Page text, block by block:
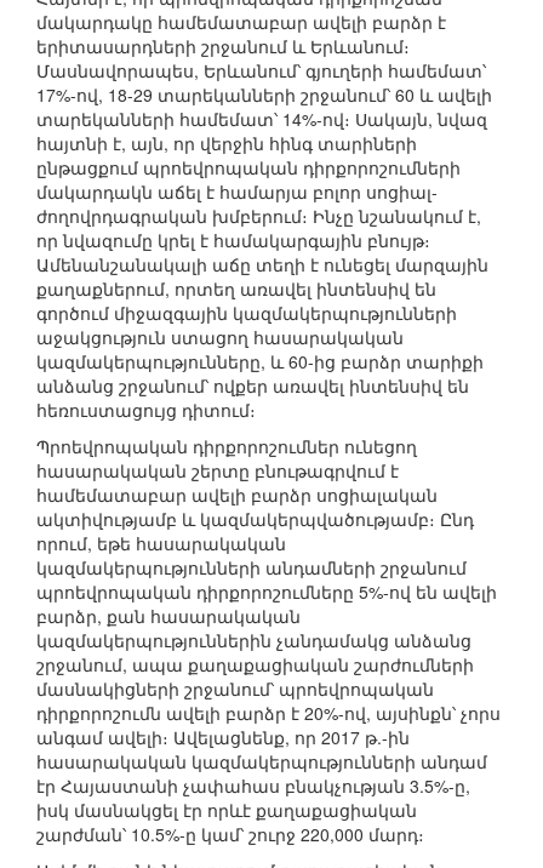
մակարդակը համեմատաբար ավելի բարձր է
երիտասարդների շրջանում և Երևանում։
Մասնավորապես, Երևանում՝ գյուղերի համեմատ՝
17%-ով, 18-29 տարեկանների շրջանում՝ 60 և ավելի
տարեկանների համեմատ՝ 14%-ով։ Սակայն, նվազ
հայտնի է, այն, որ վերջին հինգ տարիների
ընթացքում պրոեվրոպական դիրքորոշումների
մակարդակն աճել է համարյա բոլոր սոցիալ-
ժողովրդագրական խմբերում։ Ինչը նշանակում է,
որ նվազումը կրել է համակարգային բնույթ։
Ամենանշանակալի աճը տեղի է ունեցել մարզային
քաղաքներում, որտեղ առավել ինտենսիվ են
գործում միջազգային կազմակերպությունների
աջակցություն ստացող հասարակական
կազմակերպությունները, և 60-ից բարձր տարիքի
անձանց շրջանում՝ ովքեր առավել ինտենսիվ են
հեռուստացույց դիտում։
Պրոեվրոպական դիրքորոշումներ ունեցող
հասարակական շերտը բնութագրվում է
համեմատաբար ավելի բարձր սոցիալական
ակտիվությամբ և կազմակերպվածությամբ։ Ընդ
որում, եթե հասարակական
կազմակերպությունների անդամների շրջա­նում
պրոեվրոպական դիրքորոշումները 5%-ով են ավելի
բարձր, քան հասարակական
կազմակերպություններին չանդամակց անձանց
շրջանում, ապա քաղաքացիական շարժումների
մասնակիցների շրջանում՝ պրոեվրոպական
դիրքորոշումն ավելի բարձր է 20%-ով, այսինքն՝ չորս
անգամ ավելի։ Ավելացնենք, որ 2017 թ.-ին
հասարակական կազմակերպությունների անդամ
էր Հայաստանի չափահաս բնակչության 3.5%-ը,
իսկ մասնակցել էր որևէ քաղաքացիական
շարժման՝ 10.5%-ը կամ՝ շուրջ 220,000 մարդ։